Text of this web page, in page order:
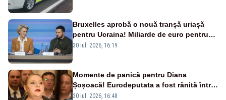
Bruxelles aprobă o nouă tranșă uriașă
pentru Ucraina! Miliarde de euro pentru
armament și apărare
30 iul. 2026, 16:19
Momente de panică pentru Diana
Șoșoacă! Eurodeputata a fost rănită într-
un accident rutier
30 iul. 2026, 16:48